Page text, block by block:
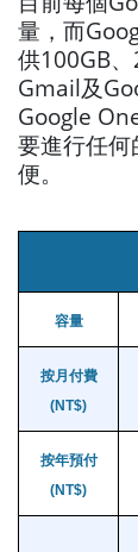
量，而
供100GB、
Gmail及
Google
要進行任
便。
容量
按月付費
(NT$)
按年預付
(NT$)